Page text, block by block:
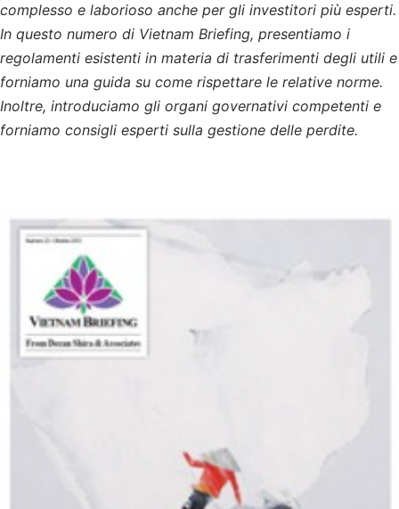
complesso e laborioso anche per gli investitori più esperti.
In questo numero di Vietnam Briefing, presentiamo i
regolamenti esistenti in materia di trasferimenti degli utili e
forniamo una guida su come rispettare le relative norme.
Inoltre, introduciamo gli organi governativi competenti e
forniamo consigli esperti sulla gestione delle perdite.